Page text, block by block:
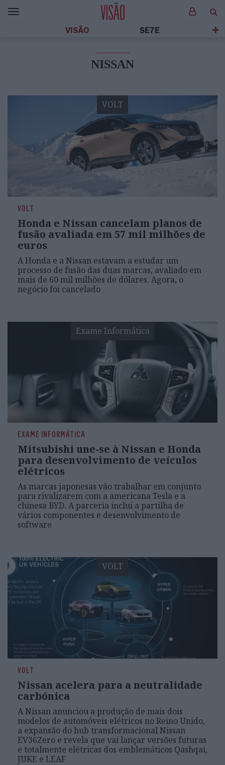
VISÃO SE7E
NISSAN
VOLT
VOLT
Honda e Nissan cancelam planos de
fusão avaliada em 57 mil milhões de
euros
A Honda e a Nissan estavam a estudar um
processo de fusão das duas marcas, avaliado em
mais de 60 mil milhões de dólares. Agora, o
negócio foi cancelado
Exame Informática
EXAME INFORMÁTICA
Mitsubishi une-se à Nissan e Honda
para desenvolvimento de veículos
elétricos
As marcas japonesas vão trabalhar em conjunto
para rivalizarem com a americana Tesla e a
chinesa BYD. A parceria inclui a partilha de
vários componentes e desenvolvimento de
software
VOLT
VOLT
Nissan acelera para a neutralidade
carbónica
A Nissan anunciou a produção de mais dois
modelos de automóveis elétricos no Reino Unido,
a expansão do hub transformacional Nissan
EV36Zero e revela que vai lançar versões futuras
e totalmente elétricas dos emblemáticos Qashqai,
JUKE e LEAF